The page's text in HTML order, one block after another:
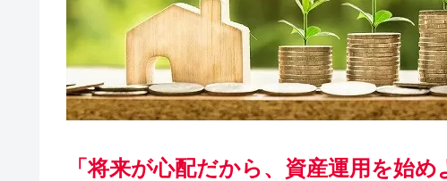
「将来が心配だから、資産運用を始め